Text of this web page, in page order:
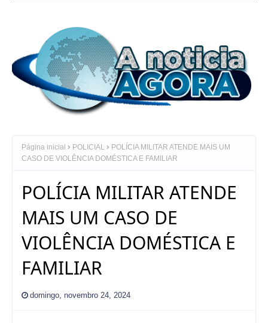
Página inicial POLICIAL
POLÍCIA MILITAR ATENDE MAIS UM
CASO DE VIOLÊNCIA DOMÉSTICA E FAMILIAR
POLÍCIA MILITAR ATENDE
MAIS UM CASO DE
VIOLÊNCIA DOMÉSTICA E
FAMILIAR
domingo, novembro 24, 2024